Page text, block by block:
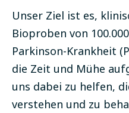
Unser Ziel ist es,
Bioproben von
Parkinson-Krankheit
die Zeit und Mühe
uns dabei zu helfen,
verstehen und zu